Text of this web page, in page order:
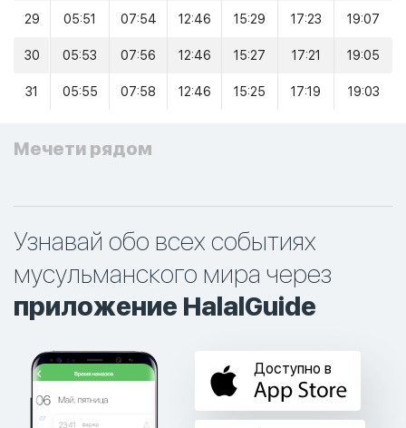
29 05:51 07:54 12:46 15:29 17:23 19:07
30 05:53 07:56 12:46 15:27 17:21 19:05
31 05:55 07:58 12:46 15:25 17:19 19:03
Мечети рядом
Узнавай обо всех событиях
мусульманского мира через
приложение HalalGuide
Доступно в